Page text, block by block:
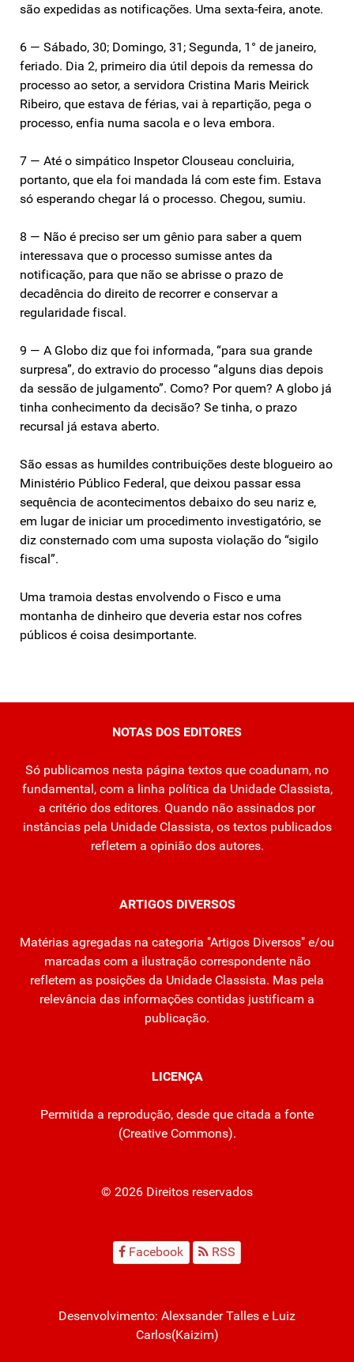
são expedidas as notificações. Uma sexta-feira, anote.
6 — Sábado, 30; Domingo, 31; Segunda, 1° de janeiro,
feriado. Dia 2, primeiro dia útil depois da remessa do
processo ao setor, a servidora Cristina Maris Meirick
Ribeiro, que estava de férias, vai à repartição, pega o
processo, enfia numa sacola e o leva embora.
7 — Até o simpático Inspetor Clouseau concluiria,
portanto, que ela foi mandada lá com este fim. Estava
só esperando chegar lá o processo. Chegou, sumiu.
8 — Não é preciso ser um gênio para saber a quem
interessava que o processo sumisse antes da
notificação, para que não se abrisse o prazo de
decadência do direito de recorrer e conservar a
regularidade fiscal.
9 — A Globo diz que foi informada, “para sua grande
surpresa”, do extravio do processo “alguns dias depois
da sessão de julgamento”. Como? Por quem? A globo já
tinha conhecimento da decisão? Se tinha, o prazo
recursal já estava aberto.
São essas as humildes contribuições deste blogueiro ao
Ministério Público Federal, que deixou passar essa
sequência de acontecimentos debaixo do seu nariz e,
em lugar de iniciar um procedimento investigatório, se
diz consternado com uma suposta violação do “sigilo
fiscal”.
Uma tramoia destas envolvendo o Fisco e uma
montanha de dinheiro que deveria estar nos cofres
públicos é coisa desimportante.
NOTAS DOS EDITORES
Só publicamos nesta página textos que coadunam, no
fundamental, com a linha política da Unidade Classista,
a critério dos editores. Quando não assinados por
instâncias pela Unidade Classista, os textos publicados
refletem a opinião dos autores.
ARTIGOS DIVERSOS
Matérias agregadas na categoria "Artigos Diversos" e/ou
marcadas com a ilustração correspondente não
refletem as posições da Unidade Classista. Mas pela
relevância das informações contidas justificam a
publicação.
LICENÇA
Permitida a reprodução, desde que citada a fonte
(Creative Commons).
© 2026 Direitos reservados
Facebook RSS
Desenvolvimento: Alexsander Talles e Luiz
Carlos(Kaizim)